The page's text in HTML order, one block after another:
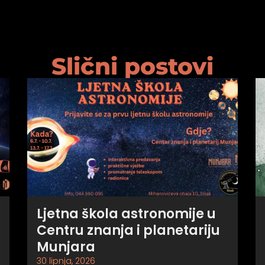
Slični postovi
Ljetna škola astronomije u
Centru znanja i planetariju
Munjara
30 lipnja, 2026